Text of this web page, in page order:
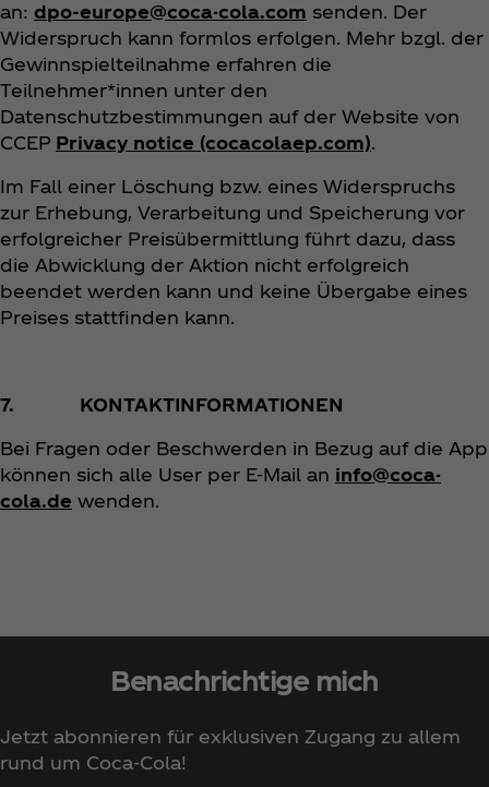
an: dpo-europe@coca-cola.com senden. Der
Widerspruch kann formlos erfolgen. Mehr bzgl. der
Gewinnspielteilnahme erfahren die
Teilnehmer*innen unter den
Datenschutzbestimmungen auf der Website von
CCEP Privacy notice (cocacolaep.com).
Im Fall einer Löschung bzw. eines Widerspruchs
zur Erhebung, Verarbeitung und Speicherung vor
erfolgreicher Preisübermittlung führt dazu, dass
die Abwicklung der Aktion nicht erfolgreich
beendet werden kann und keine Übergabe eines
Preises stattfinden kann.
7. KONTAKTINFORMATIONEN
Bei Fragen oder Beschwerden in Bezug auf die App
können sich alle User per E-Mail an info@coca-
cola.de wenden.
Benachrichtige mich
Jetzt abonnieren für exklusiven Zugang zu allem
rund um Coca‑Cola!